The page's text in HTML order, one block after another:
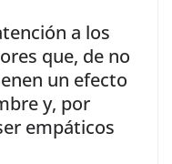
a los
que, de no
un efecto
y, por
empáticos